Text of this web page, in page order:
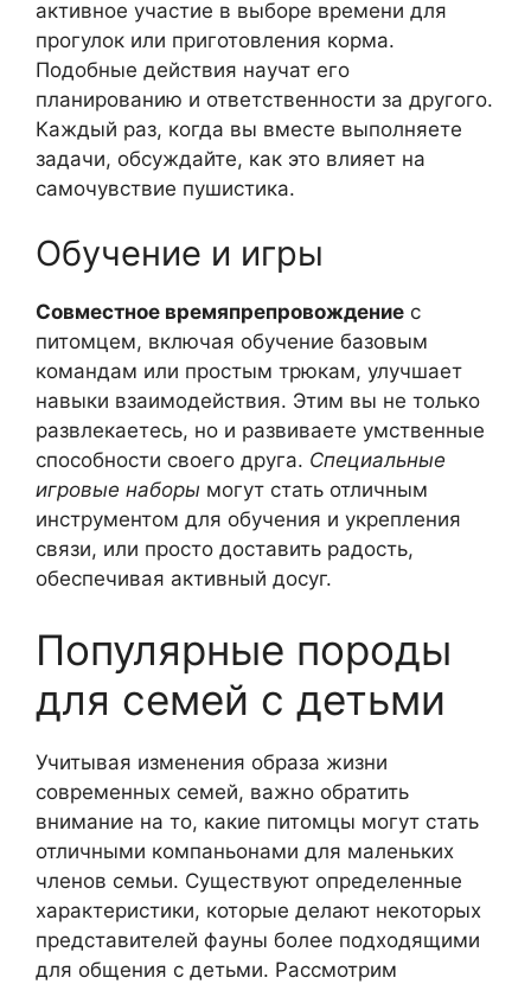
активное участие в выборе времени для
прогулок или приготовления корма.
Подобные действия научат его
планированию и ответственности за другого.
Каждый раз, когда вы вместе выполняете
задачи, обсуждайте, как это влияет на
самочувствие пушистика.
Обучение и игры
Совместное времяпрепровождение с
питомцем, включая обучение базовым
командам или простым трюкам, улучшает
навыки взаимодействия. Этим вы не только
развлекаетесь, но и развиваете умственные
способности своего друга. Специальные
игровые наборы могут стать отличным
инструментом для обучения и укрепления
связи, или просто доставить радость,
обеспечивая активный досуг.
Популярные породы
для семей с детьми
Учитывая изменения образа жизни
современных семей, важно обратить
внимание на то, какие питомцы могут стать
отличными компаньонами для маленьких
членов семьи. Существуют определенные
характеристики, которые делают некоторых
представителей фауны более подходящими
для общения с детьми. Рассмотрим